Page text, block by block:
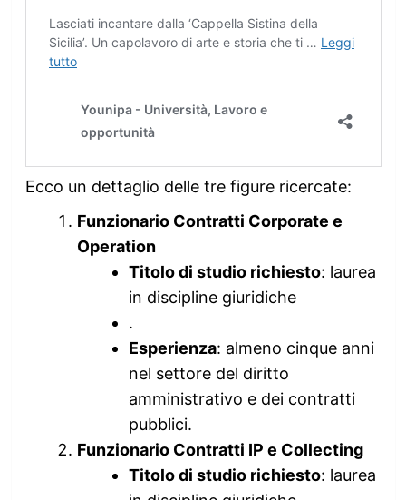
Ecco un dettaglio delle tre figure ricercate:
Funzionario Contratti Corporate e
Operation
Titolo di studio richiesto: laurea
in discipline giuridiche
.
Esperienza: almeno cinque anni
nel settore del diritto
amministrativo e dei contratti
pubblici.
Funzionario Contratti IP e Collecting
Titolo di studio richiesto: laurea